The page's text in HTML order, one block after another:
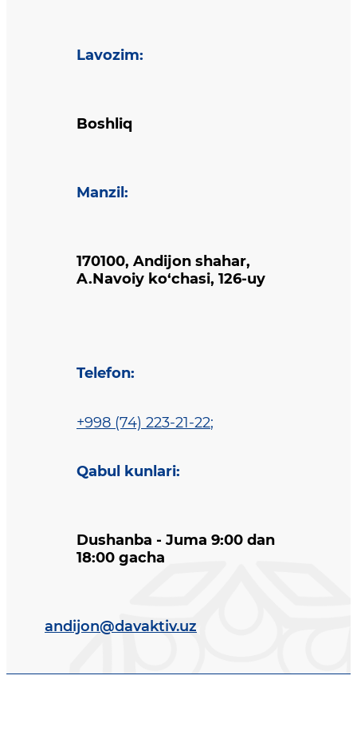
Lavozim:
Boshliq
Manzil :
170100, Andijon shahar,
A.Navoiy ko‘chasi, 126-uy
Telefon:
+998 (74) 223-21-22;
Qabul kunlari:
Dushanba - Juma 9:00 dan
18:00 gacha
andijon@davaktiv.uz